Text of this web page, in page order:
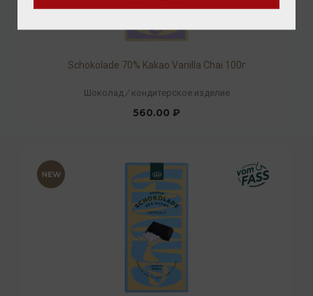
Schokolade 70% Kakao Vanilla Chai 100г
Шоколад / кондитерское изделие
560.00 ₽